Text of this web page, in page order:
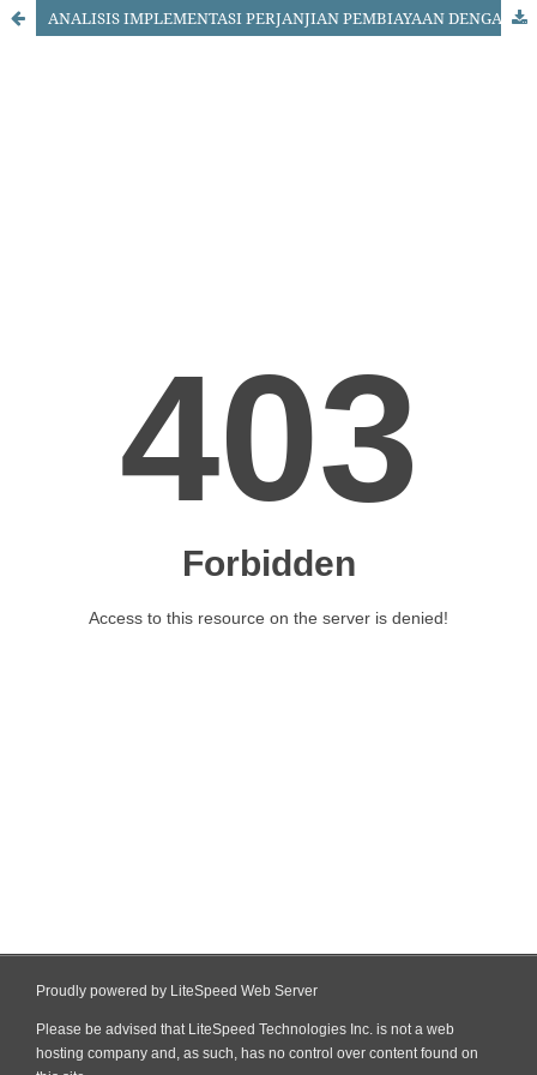
ANALISIS IMPLEMENTASI PERJANJIAN PEMBIAYAAN DENGAN JAMINAN FIDUSIA PADA PT. ASTRA CREDIT COMPANIES SURABAYA